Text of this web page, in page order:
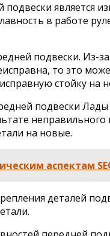
подвески
в работе
подвески. Из-
то это
стойку на
подвески
на новые.
аспектам
деталей